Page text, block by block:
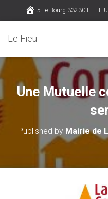
5 Le Bourg 33230 LE FIEU
Le Fieu
Une Mutuelle
Published by Mairie de